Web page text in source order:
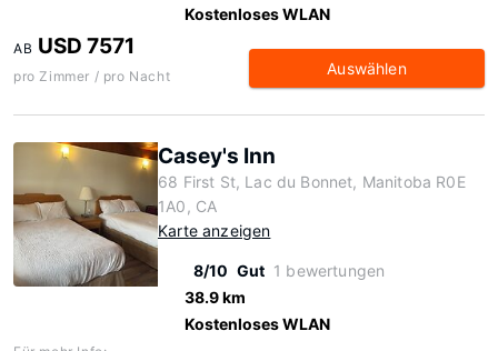
Kostenloses WLAN
AB USD 7571
pro Zimmer / pro Nacht Auswählen
Casey's Inn
68 First St, Lac du Bonnet, Manitoba R0E
1A0, CA
Karte anzeigen
8/10 Gut 1 bewertungen
38.9 km
Kostenloses WLAN